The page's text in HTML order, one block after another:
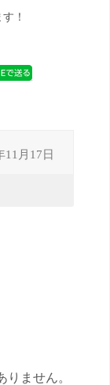
！
11月17日
りません。